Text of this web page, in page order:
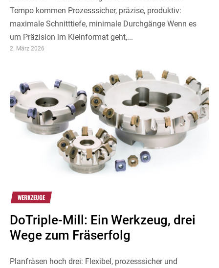
Tempo kommen Prozesssicher, präzise, produktiv:
maximale Schnitttiefe, minimale Durchgänge Wenn es
um Präzision im Kleinformat geht,...
2. März 2026
WERKZEUGE
DoTriple-Mill: Ein Werkzeug, drei
Wege zum Fräserfolg
Planfräsen hoch drei: Flexibel, prozesssicher und